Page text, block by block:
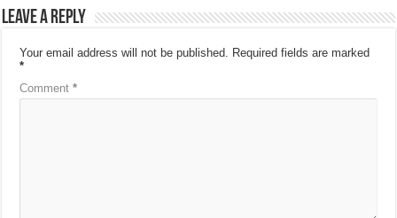
Leave a Reply
Your email address will not be published. Required fields are marked
*
Comment*